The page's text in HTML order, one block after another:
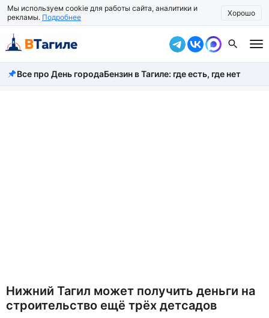
Мы используем cookie для работы сайта, аналитики и
рекламы. Подробнее Хорошо
Все новости
Все про День городаБензин в Тагиле: где есть, где нет
Нижний Тагил может получить деньги на
строительство ещё трёх детсадов